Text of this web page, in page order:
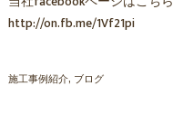
http://on.fb.me/1Vf21pi
施工事例紹介 ブログ